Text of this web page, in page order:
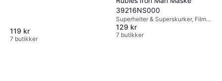
119 kr
7 butikker
39216NS000
Superhelter & Superskurker, Film &
TV, Tegnet & Animert, Annen Film
& TV
129 kr
7 butikker